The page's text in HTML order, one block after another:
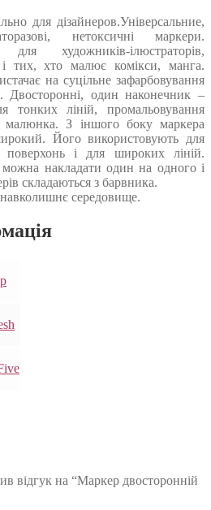
для дізайнеров.Універсальние,
нетоксичні маркери.
художників-ілюстраторів,
і тих, хто малює комікси, манга.
на суцільне зафарбовування
один наконечник –
тонких ліній, промальовування
малюнка. З іншого боку маркера
Його використовують для
поверхонь і для широких ліній.
накладати один на одного і
складаються з барвника.
середовище.
відгук на “Маркер двосторонній